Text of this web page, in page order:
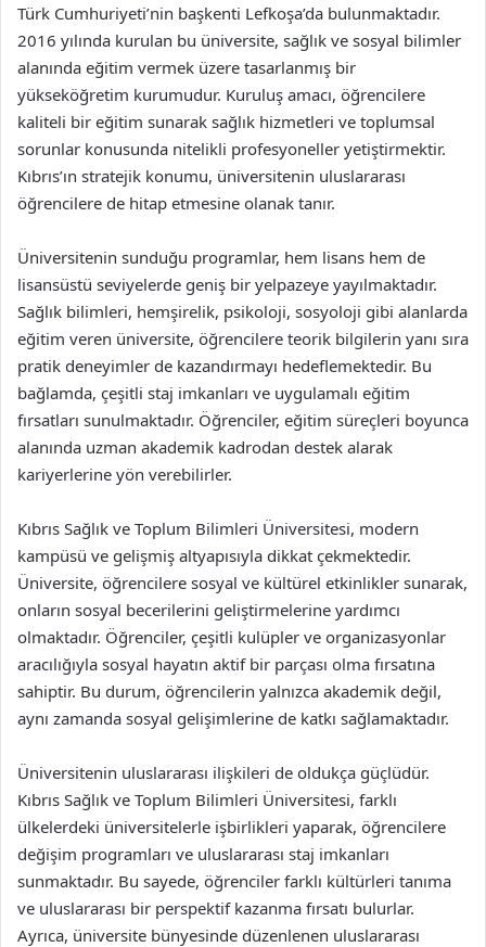
Türk Cumhuriyeti’nin başkenti Lefkoşa’da bulunmaktadır.
2016 yılında kurulan bu üniversite, sağlık ve sosyal bilimler
alanında eğitim vermek üzere tasarlanmış bir
yükseköğretim kurumudur. Kuruluş amacı, öğrencilere
kaliteli bir eğitim sunarak sağlık hizmetleri ve toplumsal
sorunlar konusunda nitelikli profesyoneller yetiştirmektir.
Kıbrıs’ın stratejik konumu, üniversitenin uluslararası
öğrencilere de hitap etmesine olanak tanır.
Üniversitenin sunduğu programlar, hem lisans hem de
lisansüstü seviyelerde geniş bir yelpazeye yayılmaktadır.
Sağlık bilimleri, hemşirelik, psikoloji, sosyoloji gibi alanlarda
eğitim veren üniversite, öğrencilere teorik bilgilerin yanı sıra
pratik deneyimler de kazandırmayı hedeflemektedir. Bu
bağlamda, çeşitli staj imkanları ve uygulamalı eğitim
fırsatları sunulmaktadır. Öğrenciler, eğitim süreçleri boyunca
alanında uzman akademik kadrodan destek alarak
kariyerlerine yön verebilirler.
Kıbrıs Sağlık ve Toplum Bilimleri Üniversitesi, modern
kampüsü ve gelişmiş altyapısıyla dikkat çekmektedir.
Üniversite, öğrencilere sosyal ve kültürel etkinlikler sunarak,
onların sosyal becerilerini geliştirmelerine yardımcı
olmaktadır. Öğrenciler, çeşitli kulüpler ve organizasyonlar
aracılığıyla sosyal hayatın aktif bir parçası olma fırsatına
sahiptir. Bu durum, öğrencilerin yalnızca akademik değil,
aynı zamanda sosyal gelişimlerine de katkı sağlamaktadır.
Üniversitenin uluslararası ilişkileri de oldukça güçlüdür.
Kıbrıs Sağlık ve Toplum Bilimleri Üniversitesi, farklı
ülkelerdeki üniversitelerle işbirlikleri yaparak, öğrencilere
değişim programları ve uluslararası staj imkanları
sunmaktadır. Bu sayede, öğrenciler farklı kültürleri tanıma
ve uluslararası bir perspektif kazanma fırsatı bulurlar.
Ayrıca, üniversite bünyesinde düzenlenen uluslararası